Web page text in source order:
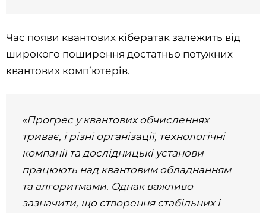
Час появи квантових кібератак залежить від
широкого поширення достатньо потужних
квантових комп’ютерів.
«Прогрес у квантових обчисленнях
триває, і різні організації, технологічні
компанії та дослідницькі установи
працюють над квантовим обладнанням
та алгоритмами. Однак важливо
зазначити, що створення стабільних і